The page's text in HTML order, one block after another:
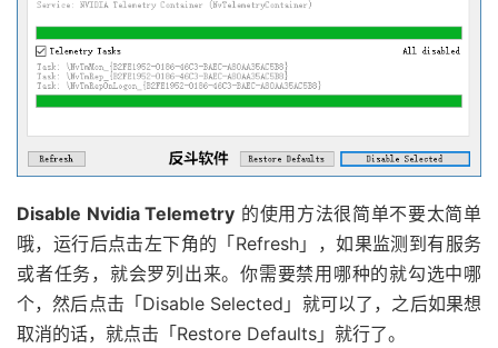
Disable Nvidia Telemetry 的使用方法很简单不要太简单
哦，运行后点击左下角的「Refresh」，如果监测到有服务
或者任务，就会罗列出来。你需要禁用哪种的就勾选中哪
个，然后点击「Disable Selected」就可以了，之后如果想
取消的话，就点击「Restore Defaults」就行了。